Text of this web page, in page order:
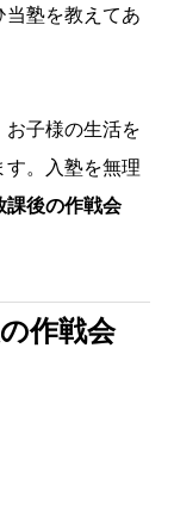
当塾を教えてあ
お子様の生活を
す。入塾を無理
課後の作戦会
作戦会